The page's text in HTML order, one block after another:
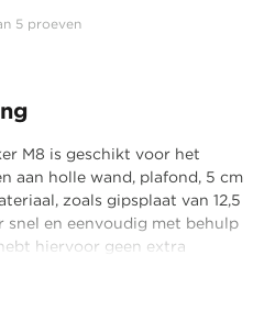
5 proeven
M8 is geschikt voor het
aan holle wand, plafond, 5 cm
zoals gipsplaat van 12,5
snel en eenvoudig met behulp
hiervoor geen extra
altijd. Het anker